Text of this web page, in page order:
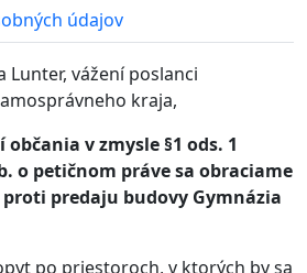
údajov
Lunter, vážení poslanci
kraja,
v zmysle §1 ods. 1
o petičnom práve sa obraciame
proti predaju budovy Gymnázia
po priestoroch, v ktorých by sa